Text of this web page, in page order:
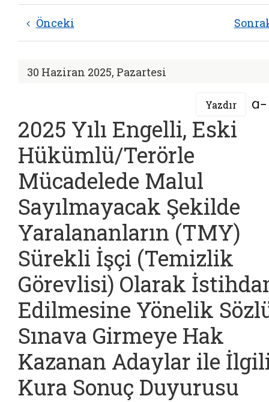
Önceki
30 Haziran 2025, Pazartesi
Yazdır
2025 Yılı Engelli, Eski
Hükümlü/Terörle
Mücadelede Malul
Sayılmayacak Şekilde
Yaralananların (TMY)
Sürekli İşçi (Temizlik
Görevlisi) Olarak
Edilmesine Yönelik
Sınava Girmeye Hak
Kazanan Adaylar ile
Kura Sonuç Duyurusu